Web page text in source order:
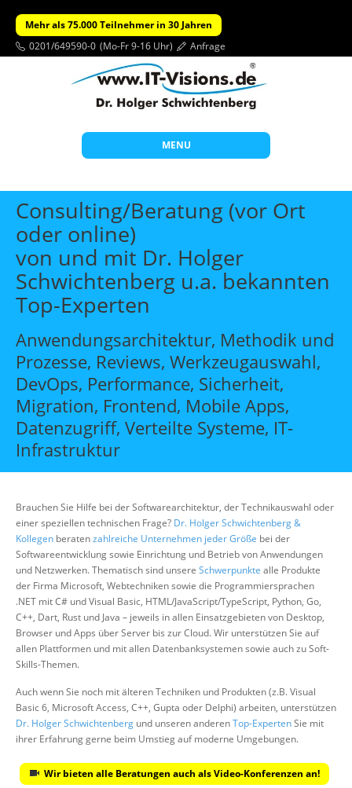
Mehr als 75.000 Teilnehmer in 30 Jahren
0201/649590-0 (Mo-Fr 9-16 Uhr) Anfrage
MENU
Start
Themen
Beratung
Individuelle Schulungen
Offene Seminare
Wissen
Über uns
Suche
Consulting/Beratung (vor Ort
oder online)
von und mit Dr. Holger
Schwichtenberg u.a. bekannten
Top-Experten
Anwendungsarchitektur, Methodik und
Prozesse, Reviews, Werkzeugauswahl,
DevOps, Performance, Sicherheit,
Migration, Frontend, Mobile Apps,
Datenzugriff, Verteilte Systeme, IT-
Infrastruktur
Brauchen Sie Hilfe bei der Softwarearchitektur, der Technikauswahl oder
einer speziellen technischen Frage? Dr. Holger Schwichtenberg &
Kollegen beratenzahlreiche Unternehmen jeder Größe bei der
Softwareentwicklung sowie Einrichtung und Betrieb von Anwendungen
und Netzwerken. Thematisch sind unsere Schwerpunkte alle Produkte
der Firma Microsoft, Webtechniken sowie die Programmiersprachen
.NET mit C# und Visual Basic, HTML/JavaScript/TypeScript, Python, Go,
C++, Dart, Rust und Java – jeweils in allen Einsatzgebieten von Desktop,
Browser und Apps über Server bis zur Cloud. Wir unterstützen Sie auf
allen Plattformen und mit allen Datenbanksystemen sowie auch zu Soft-
Skills-Themen.
Auch wenn Sie noch mit älteren Techniken und Produkten (z.B. Visual
Basic 6, Microsoft Access, C++, Gupta oder Delphi) arbeiten, unterstützen
Dr. Holger Schwichtenberg und unseren anderenTop-ExpertenSie mit
ihrer Erfahrung gerne beim Umstieg auf moderne Umgebungen.
Wir bieten alle Beratungen auch als Video-Konferenzen an!